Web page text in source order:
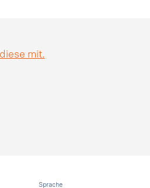
mit.
Sprache